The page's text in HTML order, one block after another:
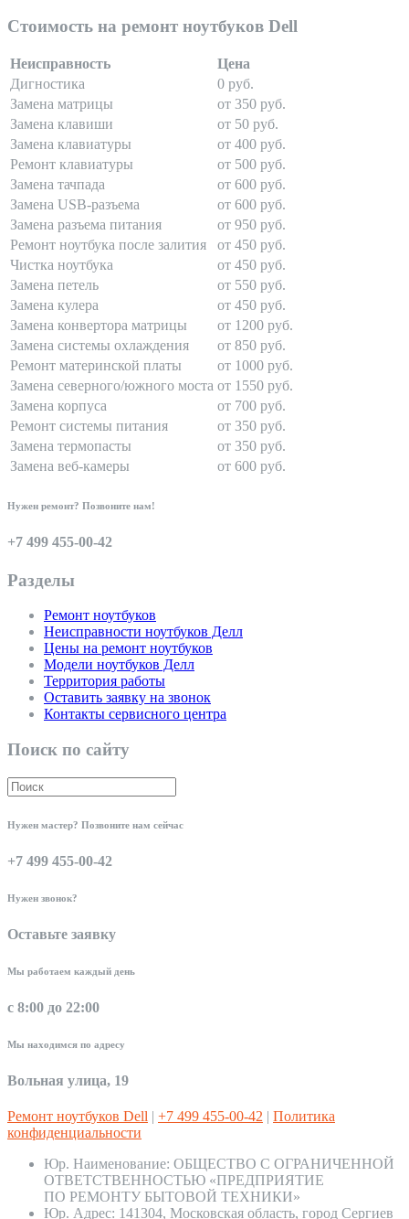
Стоимость на ремонт ноутбуков Dell
Неисправность
Цена
Дигностика
0 руб.
Замена матрицы
от 350 руб.
Замена клавиши
от 50 руб.
Замена клавиатуры
от 400 руб.
Ремонт клавиатуры
от 500 руб.
Замена тачпада
от 600 руб.
Замена USB-разъема
от 600 руб.
Замена разъема питания
от 950 руб.
Ремонт ноутбука после залития
от 450 руб.
Чистка ноутбука
от 450 руб.
Замена петель
от 550 руб.
Замена кулера
от 450 руб.
Замена конвертора матрицы
от 1200 руб.
Замена системы охлаждения
от 850 руб.
Ремонт материнской платы
от 1000 руб.
Замена северного/южного моста от 1550 руб.
Замена корпуса
от 700 руб.
Ремонт системы питания
от 350 руб.
Замена термопасты
от 350 руб.
Замена веб-камеры
от 600 руб.
Нужен ремонт? Позвоните нам!
+7 499 455-00-42
Разделы
Ремонт ноутбуков
Неисправности ноутбуков Делл
Цены на ремонт ноутбуков
Модели ноутбуков Делл
Территория работы
Оставить заявку на звонок
Контакты сервисного центра
Поиск по сайту
Нужен мастер? Позвоните нам сейчас
+7 499 455-00-42
Нужен звонок?
Оставьте заявку
Мы работаем каждый день
с 8:00 до 22:00
Мы находимся по адресу
Вольная улица, 19
Ремонт ноутбуков Dell | +7 499 455-00-42 | Политика
конфиденциальности
Юр. Наименование: ОБЩЕСТВО С ОГРАНИЧЕННОЙ
ОТВЕТСТВЕННОСТЬЮ «ПРЕДПРИЯТИЕ
ПО РЕМОНТУ БЫТОВОЙ ТЕХНИКИ»
Юр. Адрес: 141304, Московская область, город Сергиев